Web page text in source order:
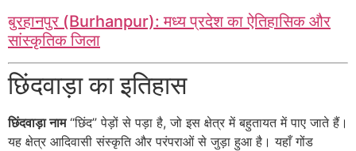
बुरहानपुर (Burhanpur): मध्य प्रदेश का ऐतिहासिक और
सांस्कृतिक जिला
छिंदवाड़ा का इतिहास
छिंदवाड़ा नाम“छिंद” पेड़ों से पड़ा है, जो इस क्षेत्र में बहुतायत में पाए जाते हैं।
यह क्षेत्र आदिवासी संस्कृति और परंपराओं से जुड़ा हुआ है। यहाँ गोंड